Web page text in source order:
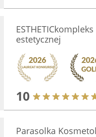
estetycznej
10
Parasolka